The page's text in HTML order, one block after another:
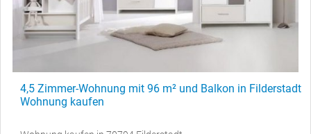
4,5 Zimmer-Wohnung mit 96 m² und Balkon in Filderstadt
Wohnung kaufen